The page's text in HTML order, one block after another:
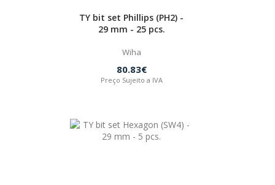
TY bit set Phillips (PH2) -
29 mm - 25 pcs.
Wiha
80.83€
Preço Sujeito a IVA